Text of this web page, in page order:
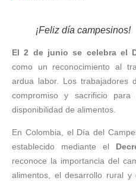
¡Feliz día campesinos!
El 2 de junio se celebra el
como un reconocimiento al
ardua labor. Los trabajadores
compromiso y sacrificio
disponibilidad de alimentos.
En Colombia, el Día del
establecido mediante el
reconoce la importancia del
alimentos, el desarrollo rural y